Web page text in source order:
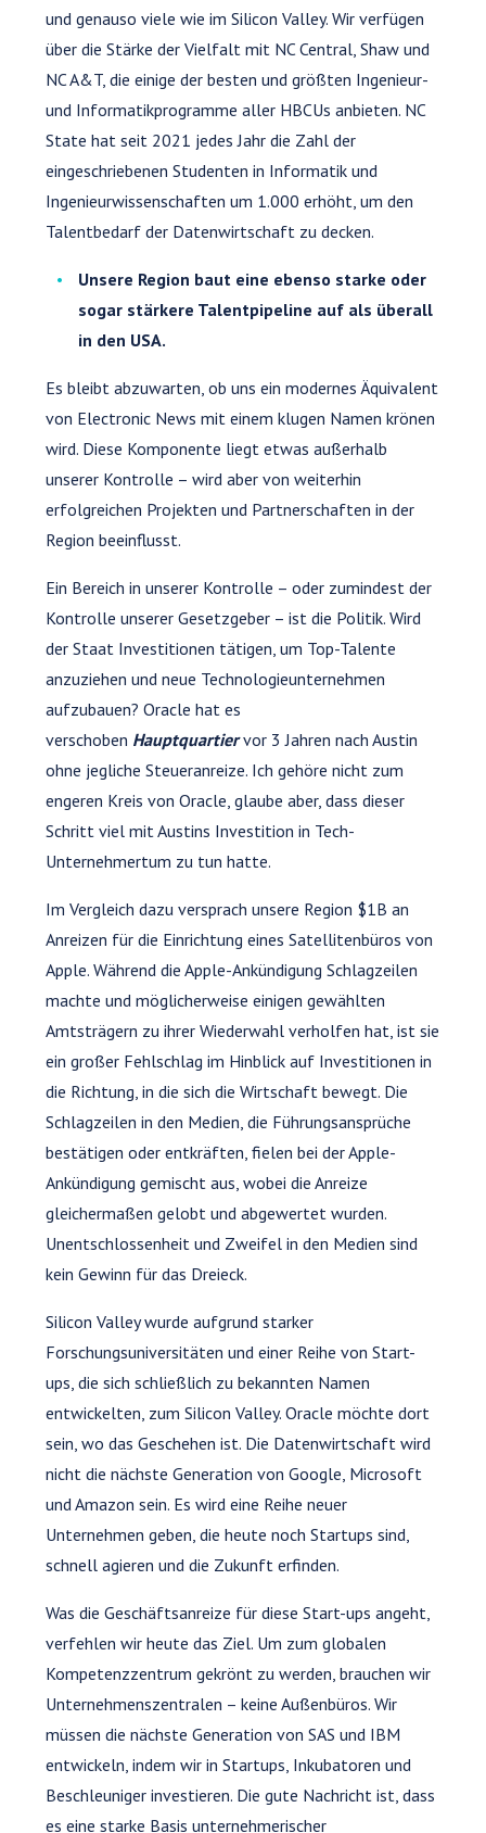
und genauso viele wie im Silicon Valley. Wir verfügen
über die Stärke der Vielfalt mit NC Central, Shaw und
NC A&T, die einige der besten und größten Ingenieur-
und Informatikprogramme aller HBCUs anbieten. NC
State hat seit 2021 jedes Jahr die Zahl der
eingeschriebenen Studenten in Informatik und
Ingenieurwissenschaften um 1.000 erhöht, um den
Talentbedarf der Datenwirtschaft zu decken.
Unsere Region baut eine ebenso starke oder
sogar stärkere Talentpipeline auf als überall
in den USA.
Es bleibt abzuwarten, ob uns ein modernes Äquivalent
von Electronic News mit einem klugen Namen krönen
wird. Diese Komponente liegt etwas außerhalb
unserer Kontrolle – wird aber von weiterhin
erfolgreichen Projekten und Partnerschaften in der
Region beeinflusst.
Ein Bereich in unserer Kontrolle – oder zumindest der
Kontrolle unserer Gesetzgeber – ist die Politik. Wird
der Staat Investitionen tätigen, um Top-Talente
anzuziehen und neue Technologieunternehmen
aufzubauen? Oracle hat es
verschoben Hauptquartier vor 3 Jahren nach Austin
ohne jegliche Steueranreize. Ich gehöre nicht zum
engeren Kreis von Oracle, glaube aber, dass dieser
Schritt viel mit Austins Investition in Tech-
Unternehmertum zu tun hatte.
Im Vergleich dazu versprach unsere Region $1B an
Anreizen für die Einrichtung eines Satellitenbüros von
Apple. Während die Apple-Ankündigung Schlagzeilen
machte und möglicherweise einigen gewählten
Amtsträgern zu ihrer Wiederwahl verholfen hat, ist sie
ein großer Fehlschlag im Hinblick auf Investitionen in
die Richtung, in die sich die Wirtschaft bewegt. Die
Schlagzeilen in den Medien, die Führungsansprüche
bestätigen oder entkräften, fielen bei der Apple-
Ankündigung gemischt aus, wobei die Anreize
gleichermaßen gelobt und abgewertet wurden.
Unentschlossenheit und Zweifel in den Medien sind
kein Gewinn für das Dreieck.
Silicon Valley wurde aufgrund starker
Forschungsuniversitäten und einer Reihe von Start-
ups, die sich schließlich zu bekannten Namen
entwickelten, zum Silicon Valley. Oracle möchte dort
sein, wo das Geschehen ist. Die Datenwirtschaft wird
nicht die nächste Generation von Google, Microsoft
und Amazon sein. Es wird eine Reihe neuer
Unternehmen geben, die heute noch Startups sind,
schnell agieren und die Zukunft erfinden.
Was die Geschäftsanreize für diese Start-ups angeht,
verfehlen wir heute das Ziel. Um zum globalen
Kompetenzzentrum gekrönt zu werden, brauchen wir
Unternehmenszentralen – keine Außenbüros. Wir
müssen die nächste Generation von SAS und IBM
entwickeln, indem wir in Startups, Inkubatoren und
Beschleuniger investieren. Die gute Nachricht ist, dass
es eine starke Basis unternehmerischer